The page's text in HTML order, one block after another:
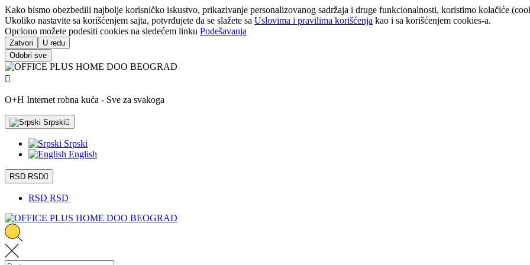
Kako bismo obezbedili najbolje korisničko iskustvo, prikazivanje personalizovanog sadržaja i druge funkcionalnosti, koristimo kolačiće
Ukoliko nastavite sa korišćenjem sajta, potvrđujete da se slažete sa Uslovima i pravilima korišćenja kao i sa korišćenjem cookies-a.
Opciono možete podesiti cookies na sledećem linku Podešavanja
Zatvori
U redu
Odobri sve

O+H Internet robna kuća - Sve za svakoga
Srpski 
Srpski
English
RSD RSD
RSD RSD